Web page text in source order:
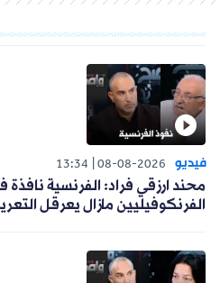
فيديو 08-08-2026
13:34
محند ارزقي فراد: الفرنسية نافذة
الفرنكوفيليين مازال يعرقل